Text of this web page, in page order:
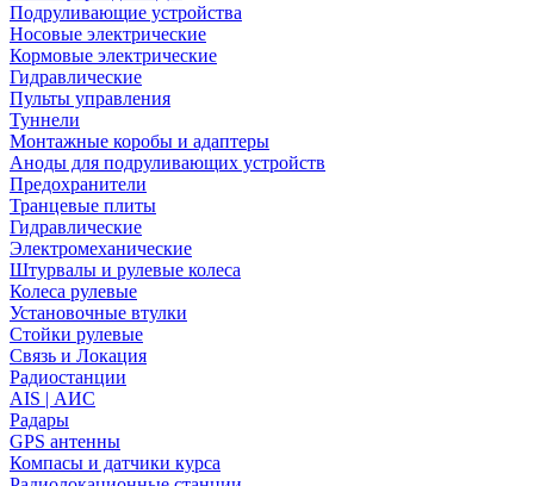
Подруливающие устройства
Носовые электрические
Кормовые электрические
Гидравлические
Пульты управления
Туннели
Монтажные коробы и адаптеры
Аноды для подруливающих устройств
Предохранители
Транцевые плиты
Гидравлические
Электромеханические
Штурвалы и рулевые колеса
Колеса рулевые
Установочные втулки
Стойки рулевые
Связь и Локация
Радиостанции
AIS | АИС
Радары
GPS антенны
Компасы и датчики курса